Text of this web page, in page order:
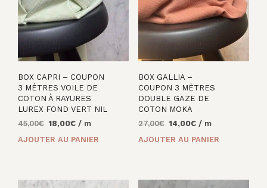
BOX CAPRI – COUPON
3 MÈTRES VOILE DE
COTON À RAYURES
LUREX FOND VERT NIL
45,00€ Le
18,00€Le/ m
AJOUTER AU PANIER
BOX GALLIA –
COUPON 3 MÈTRES
DOUBLE GAZE DE
COTON MOKA
27,00€ Le
14,00€Le/ m
AJOUTER AU PANIER